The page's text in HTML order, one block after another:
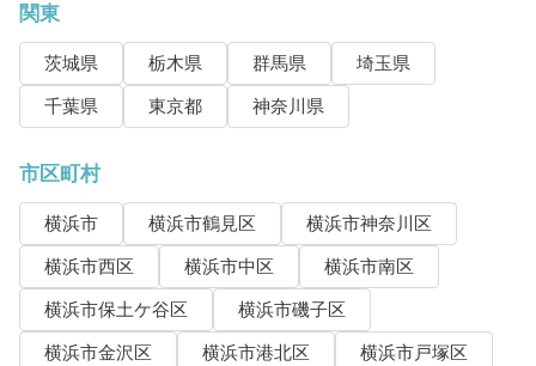
関東
茨城県 栃木県 群馬県
埼玉県
千葉県
東京都 神奈川県
市区町村
横浜市 横浜市鶴見区
横浜市神奈川区
横浜市西区
横浜市中区
横浜市南区
横浜市保土ケ谷区
横浜市磯子区
横浜市金沢区
横浜市港北区
横浜市戸塚区